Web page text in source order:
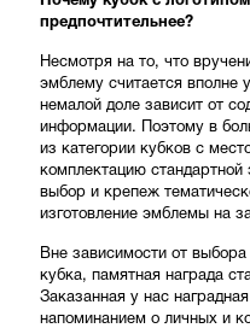
предпочтительнее?
Несмотря на то, что
эмблему считается вполне
немалой доле зависит от
информации. Поэтому в
из категории кубков с
комплектацию стандартной
выбор и крепеж
изготовление эмблемы на
Вне зависимости от
кубка, памятная награда
Заказанная у нас
напоминанием о личных и